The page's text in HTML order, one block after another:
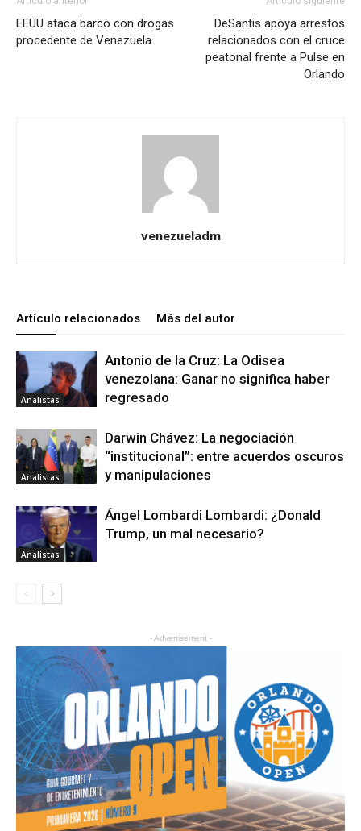
EEUU ataca barco con drogas
procedente de Venezuela
DeSantis apoya arrestos
relacionados con el cruce
peatonal frente a Pulse en
Orlando
venezueladm
Artículo relacionados Más del autor
Analistas
Antonio de la Cruz: La Odisea
venezolana: Ganar no significa haber
regresado
Analistas
Darwin Chávez: La negociación
“institucional”: entre acuerdos oscuros
y manipulaciones
Analistas
Ángel Lombardi Lombardi: ¿Donald
Trump, un mal necesario?
- Advertisement -